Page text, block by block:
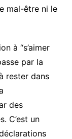
mal-être ni le
à “s’aimer
par la
rester dans
des
C’est un